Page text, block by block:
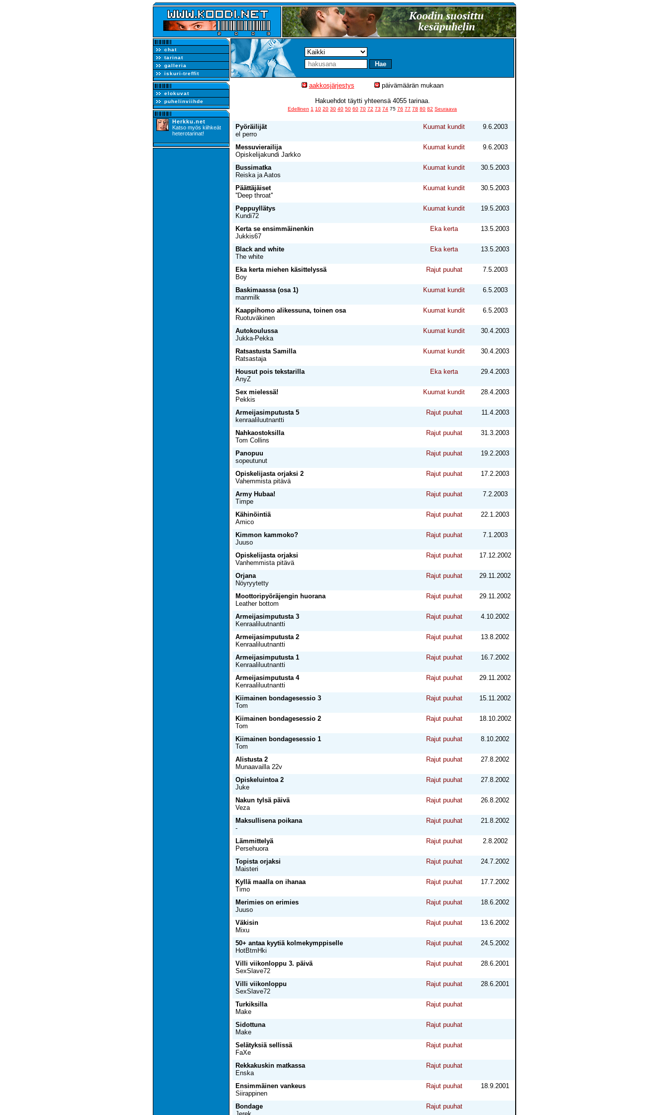
chat
tarinat
galleria
iskuri-treffit
elokuvat
puhelinviihde
Herkku.net
Katso myös kiihkeät
heterotarinat!
aakkosjärjestys päivämäärän mukaan
Hakuehdot täytti yhteensä 4055 tarinaa.
Edellinen 1 10 20 30 40 50 60 70 72 73 74 75 76 77 78 80 82 Seuraava
Pyöräilijät
el perro
Kuumat kundit 9.6.2003
Messuvierailija
Opiskelijakundi Jarkko
Kuumat kundit 9.6.2003
Bussimatka
Reiska ja Aatos
Kuumat kundit 30.5.2003
Päättäjäiset
''Deep throat''
Kuumat kundit 30.5.2003
Peppuyllätys
Kundi72
Kuumat kundit 19.5.2003
Kerta se ensimmäinenkin
Jukkis67
Eka kerta 13.5.2003
Black and white
The white
Eka kerta 13.5.2003
Eka kerta miehen käsittelyssä
Boy
Rajut puuhat 7.5.2003
Baskimaassa (osa 1)
manmilk
Kuumat kundit 6.5.2003
Kaappihomo alikessuna, toinen osa
Ruotuväkinen
Kuumat kundit 6.5.2003
Autokoulussa
Jukka-Pekka
Kuumat kundit 30.4.2003
Ratsastusta Samilla
Ratsastaja
Kuumat kundit 30.4.2003
Housut pois tekstarilla
AnyZ
Eka kerta 29.4.2003
Sex mielessä!
Pekkis
Kuumat kundit 28.4.2003
Armeijasimputusta 5
kenraaliluutnantti
Rajut puuhat 11.4.2003
Nahkaostoksilla
Tom Collins
Rajut puuhat 31.3.2003
Panopuu
sopeutunut
Rajut puuhat 19.2.2003
Opiskelijasta orjaksi 2
Vahemmista pitävä
Rajut puuhat 17.2.2003
Army Hubaa!
Timpe
Rajut puuhat 7.2.2003
Kähinöintiä
Amico
Rajut puuhat 22.1.2003
Kimmon kammoko?
Juuso
Rajut puuhat 7.1.2003
Opiskelijasta orjaksi
Vanhemmista pitävä
Rajut puuhat 17.12.2002
Orjana
Nöyryytetty
Rajut puuhat 29.11.2002
Moottoripyöräjengin huorana
Leather bottom
Rajut puuhat 29.11.2002
Armeijasimputusta 3
Kenraaliluutnantti
Rajut puuhat 4.10.2002
Armeijasimputusta 2
Kenraaliluutnantti
Rajut puuhat 13.8.2002
Armeijasimputusta 1
Kenraaliluutnantti
Rajut puuhat 16.7.2002
Armeijasimputusta 4
Kenraaliluutnantti
Rajut puuhat 29.11.2002
Kiimainen bondagesessio 3
Tom
Rajut puuhat 15.11.2002
Kiimainen bondagesessio 2
Tom
Rajut puuhat 18.10.2002
Kiimainen bondagesessio 1
Tom
Rajut puuhat 8.10.2002
Alistusta 2
Munaavailla 22v
Rajut puuhat 27.8.2002
Opiskeluintoa 2
Juke
Rajut puuhat 27.8.2002
Nakun tylsä päivä
Veza
Rajut puuhat 26.8.2002
Maksullisena poikana
-
Rajut puuhat 21.8.2002
Lämmittelyä
Persehuora
Rajut puuhat 2.8.2002
Topista orjaksi
Maisteri
Rajut puuhat 24.7.2002
Kyllä maalla on ihanaa
Timo
Rajut puuhat 17.7.2002
Merimies on erimies
Juuso
Rajut puuhat 18.6.2002
Väkisin
Mixu
Rajut puuhat 13.6.2002
50+ antaa kyytiä kolmekymppiselle
HotBtmHki
Rajut puuhat 24.5.2002
Villi viikonloppu 3. päivä
SexSlave72
Rajut puuhat 28.6.2001
Villi viikonloppu
SexSlave72
Rajut puuhat 28.6.2001
Turkiksilla
Make
Rajut puuhat
Sidottuna
Make
Rajut puuhat
Selätyksiä sellissä
FaXe
Rajut puuhat
Rekkakuskin matkassa
Enska
Rajut puuhat
Ensimmäinen vankeus
Siirappinen
Rajut puuhat 18.9.2001
Bondage
Rajut puuhat